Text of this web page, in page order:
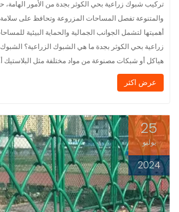
تركيب شبوك زراعية بحي الكوثر بجدة من الأمور الهامة،
والمتنوعة تفصل المساحات المزروعة وتحافظ على سلامة
أهميتها لتشمل الجوانب الجمالية والحماية البيئية
زراعية بحي الكوثر بجدة ما هي الشبوك الزراعية؟
هياكل أو شبكات مصنوعة من مواد مختلفة مثل البلاستيك
عرض اكثر
25
يوليو
2024